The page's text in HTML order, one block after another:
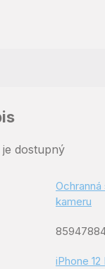
dostupný
kameru
iPhone